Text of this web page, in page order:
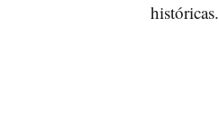
históricas.